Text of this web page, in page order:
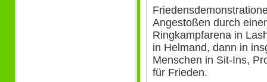
Angestoßen durch
Ringkampfarena in
in Helmand, dann in
Menschen in Sit-Ins,
für Frieden.